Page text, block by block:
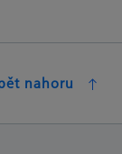
nahoru